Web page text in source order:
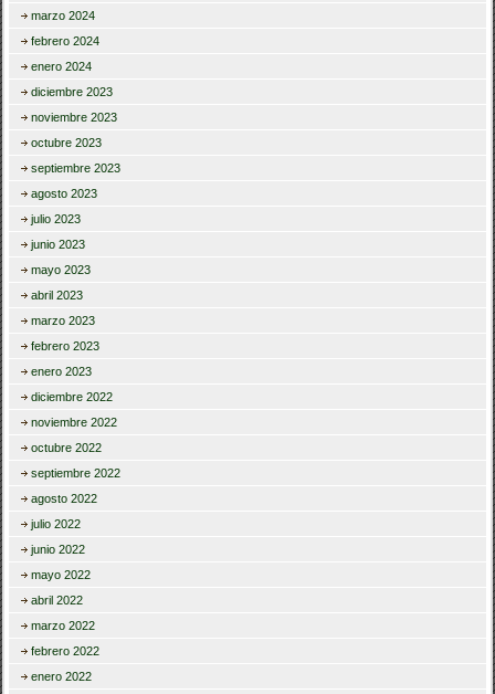
marzo 2024
febrero 2024
enero 2024
diciembre 2023
noviembre 2023
octubre 2023
septiembre 2023
agosto 2023
julio 2023
junio 2023
mayo 2023
abril 2023
marzo 2023
febrero 2023
enero 2023
diciembre 2022
noviembre 2022
octubre 2022
septiembre 2022
agosto 2022
julio 2022
junio 2022
mayo 2022
abril 2022
marzo 2022
febrero 2022
enero 2022